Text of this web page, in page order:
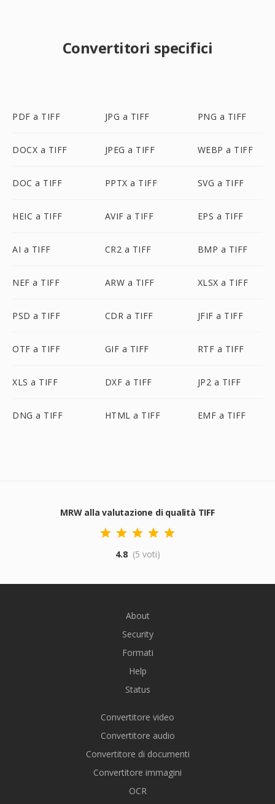
Convertitori specifici
PDF a TIFF JPG a TIFF PNG a TIFF
DOCX a TIFF JPEG a TIFF WEBP a TIFF
DOC a TIFF PPTX a TIFF SVG a TIFF
HEIC a TIFF AVIF a TIFF EPS a TIFF
AI a TIFF CR2 a TIFF BMP a TIFF
NEF a TIFF ARW a TIFF XLSX a TIFF
PSD a TIFF CDR a TIFF JFIF a TIFF
OTF a TIFF GIF a TIFF RTF a TIFF
XLS a TIFF DXF a TIFF JP2 a TIFF
DNG a TIFF HTML a TIFF EMF a TIFF
MRW alla valutazione di qualità TIFF
4.8 (5 voti)
About
Security
Formati
Help
Status
Convertitore video
Convertitore audio
Convertitore di documenti
Convertitore immagini
OCR